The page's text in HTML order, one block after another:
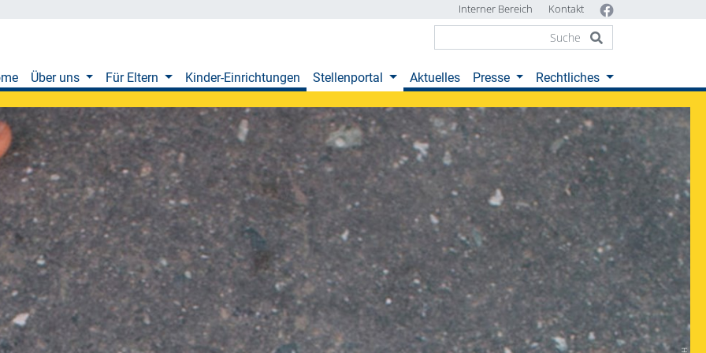
Interner Bereich Kontakt
Über uns Für Eltern Kinder-Einrichtungen Stellenportal (current)Aktuelles Presse Rechtliches